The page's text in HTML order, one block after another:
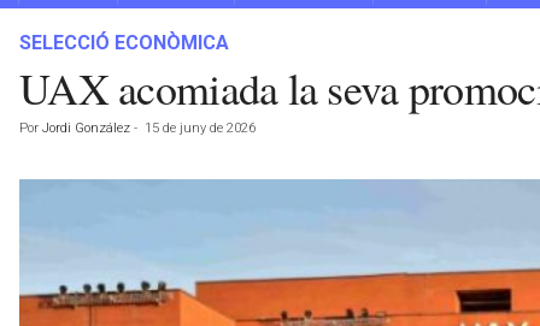
t
SELECCIÓ ECONÒMICA
UAX acomiada la seva
Por Jordi González - 15 de juny de 2026